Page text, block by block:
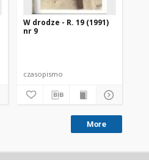
W drodze - R. 19 (1991)
nr 9
czasopismo
More